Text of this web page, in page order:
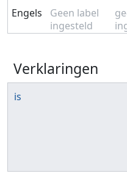
Engels
Geen label
ingesteld
Verklaringen
is